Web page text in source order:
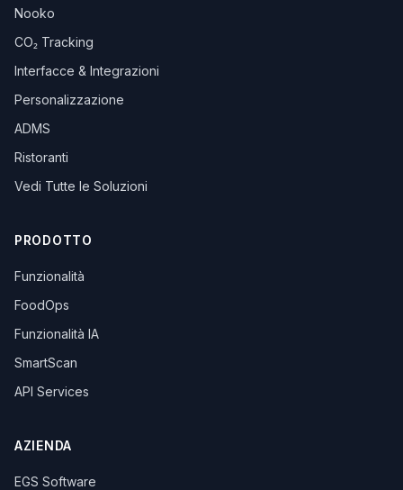
Nooko
CO₂ Tracking
Interfacce & Integrazioni
Personalizzazione
ADMS
Ristoranti
Vedi Tutte le Soluzioni
PRODOTTO
Funzionalità
FoodOps
Funzionalità IA
SmartScan
API Services
AZIENDA
EGS Software